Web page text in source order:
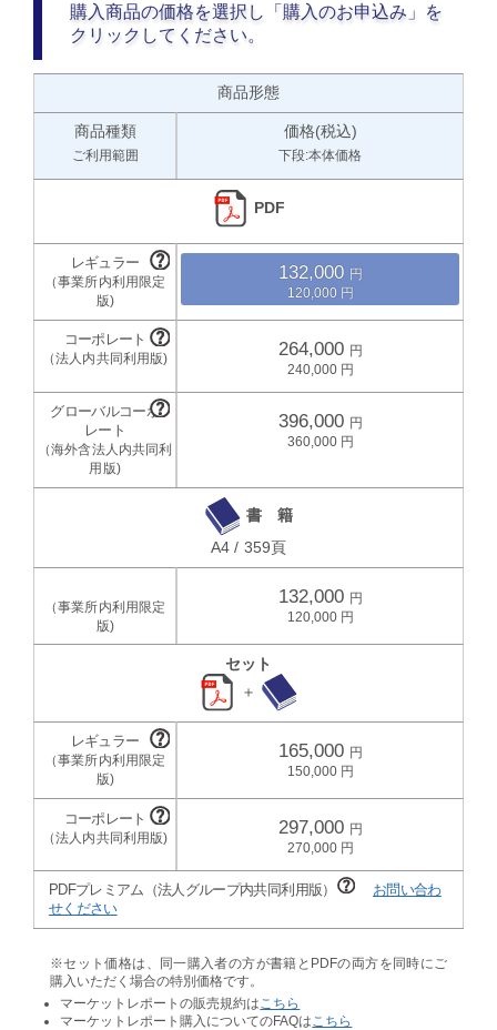
購入商品の価格を選択し「購入のお申込み」を
クリックしてください。
商品形態
商品種類
ご利用範囲
価格(税込)
下段:本体価格
PDF
132,000
120,000
264,000
240,000
396,000
360,000
書 籍
A4 / 359頁
132,000
120,000
セット
＋
165,000
150,000
297,000
270,000
PDFプレミアム（法人グループ内共同利用版）
お問い合わ
せください
※セット価格は、同一購入者の方が書籍とPDFの両方を同時にご
購入いただく場合の特別価格です。
マーケットレポートの販売規約は こちら
マーケットレポート購入についてのFAQは こちら